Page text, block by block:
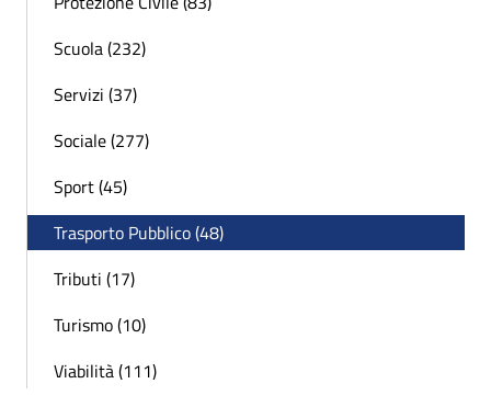
Scuola (232)
Servizi (37)
Sociale (277)
Sport (45)
Trasporto Pubblico (48)
Tributi (17)
Turismo (10)
Viabilità (111)